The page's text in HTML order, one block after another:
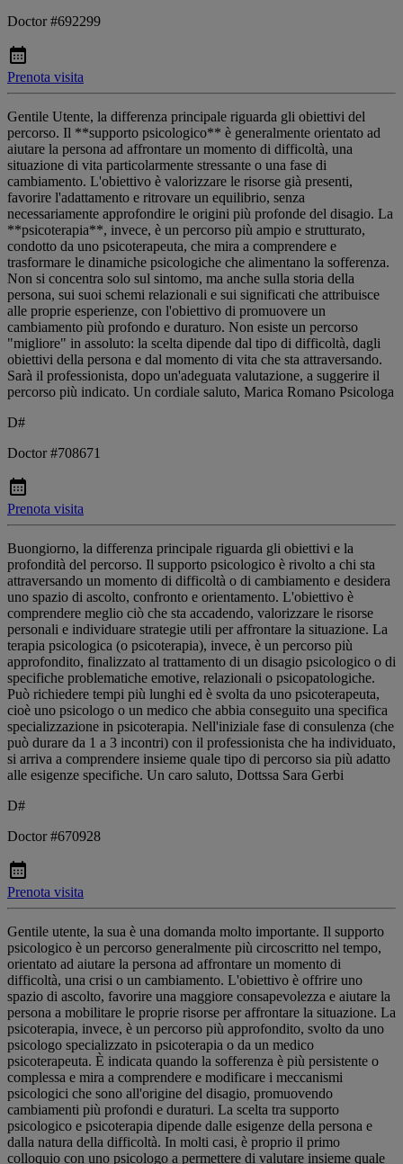
Doctor #692299
Prenota visita
Gentile Utente, la differenza principale riguarda gli obiettivi del
percorso. Il **supporto psicologico** è generalmente orientato ad
aiutare la persona ad affrontare un momento di difficoltà, una
situazione di vita particolarmente stressante o una fase di
cambiamento. L'obiettivo è valorizzare le risorse già presenti,
favorire l'adattamento e ritrovare un equilibrio, senza
necessariamente approfondire le origini più profonde del disagio. La
**psicoterapia**, invece, è un percorso più ampio e strutturato,
condotto da uno psicoterapeuta, che mira a comprendere e
trasformare le dinamiche psicologiche che alimentano la sofferenza.
Non si concentra solo sul sintomo, ma anche sulla storia della
persona, sui suoi schemi relazionali e sui significati che attribuisce
alle proprie esperienze, con l'obiettivo di promuovere un
cambiamento più profondo e duraturo. Non esiste un percorso
"migliore" in assoluto: la scelta dipende dal tipo di difficoltà, dagli
obiettivi della persona e dal momento di vita che sta attraversando.
Sarà il professionista, dopo un'adeguata valutazione, a suggerire il
percorso più indicato. Un cordiale saluto, Marica Romano Psicologa
D#
Doctor #708671
Prenota visita
Buongiorno, la differenza principale riguarda gli obiettivi e la
profondità del percorso. Il supporto psicologico è rivolto a chi sta
attraversando un momento di difficoltà o di cambiamento e desidera
uno spazio di ascolto, confronto e orientamento. L'obiettivo è
comprendere meglio ciò che sta accadendo, valorizzare le risorse
personali e individuare strategie utili per affrontare la situazione. La
terapia psicologica (o psicoterapia), invece, è un percorso più
approfondito, finalizzato al trattamento di un disagio psicologico o di
specifiche problematiche emotive, relazionali o psicopatologiche.
Può richiedere tempi più lunghi ed è svolta da uno psicoterapeuta,
cioè uno psicologo o un medico che abbia conseguito una specifica
specializzazione in psicoterapia. Nell'iniziale fase di consulenza (che
può durare da 1 a 3 incontri) con il professionista che ha individuato,
si arriva a comprendere insieme quale tipo di percorso sia più adatto
alle esigenze specifiche. Un caro saluto, Dottssa Sara Gerbi
D#
Doctor #670928
Prenota visita
Gentile utente, la sua è una domanda molto importante. Il supporto
psicologico è un percorso generalmente più circoscritto nel tempo,
orientato ad aiutare la persona ad affrontare un momento di
difficoltà, una crisi o un cambiamento. L'obiettivo è offrire uno
spazio di ascolto, favorire una maggiore consapevolezza e aiutare la
persona a mobilitare le proprie risorse per affrontare la situazione. La
psicoterapia, invece, è un percorso più approfondito, svolto da uno
psicologo specializzato in psicoterapia o da un medico
psicoterapeuta. È indicata quando la sofferenza è più persistente o
complessa e mira a comprendere e modificare i meccanismi
psicologici che sono all'origine del disagio, promuovendo
cambiamenti più profondi e duraturi. La scelta tra supporto
psicologico e psicoterapia dipende dalle esigenze della persona e
dalla natura della difficoltà. In molti casi, è proprio il primo
colloquio con uno psicologo a permettere di valutare insieme quale